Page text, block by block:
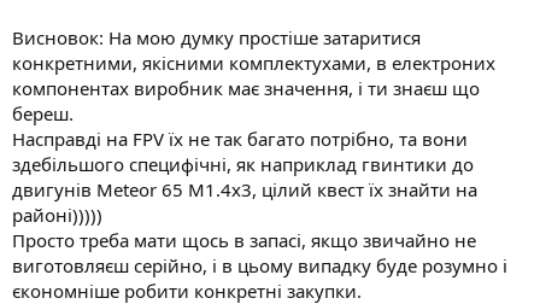
Висновок: На мою думку простіше затаритися
конкретними, якісними комплектухами, в електроних
компонентах виробник має значення, і ти знаєш що
береш.
Насправді на FPV їх не так багато потрібно, та вони
здебільшого специфічні, як наприклад гвинтики до
двигунів Meteor 65 M1.4x3, цілий квест їх знайти на
районі)))))
Просто треба мати щось в запасі, якщо звичайно не
виготовляєш серійно, і в цьому випадку буде розумно і
єкономніше робити конкретні закупки.